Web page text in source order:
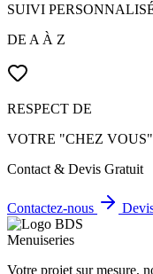
SUIVI
DE A À Z
RESPECT DE
VOTRE "CHEZ VOUS"
Contact & Devis Gratuit
Contactez-nous
Votre projet sur mesure,